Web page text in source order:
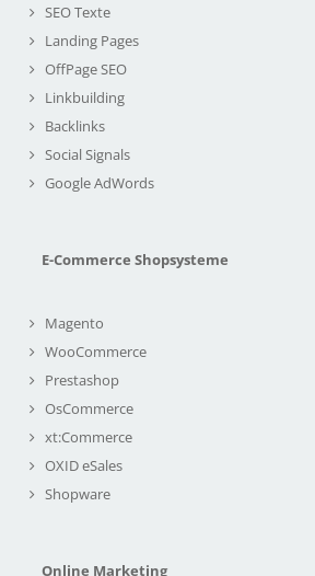
SEO Texte
Landing Pages
OffPage SEO
Linkbuilding
Backlinks
Social Signals
Google AdWords
E-Commerce Shopsysteme
Magento
WooCommerce
Prestashop
OsCommerce
xt:Commerce
OXID eSales
Shopware
Online Marketing